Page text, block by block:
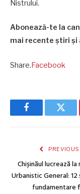
Nistrului.
Abonează-te la
mai recente știri și
Share.Facebook
Facebook
Chișinăul lucrează la
Urbanistic General:
fundamentare